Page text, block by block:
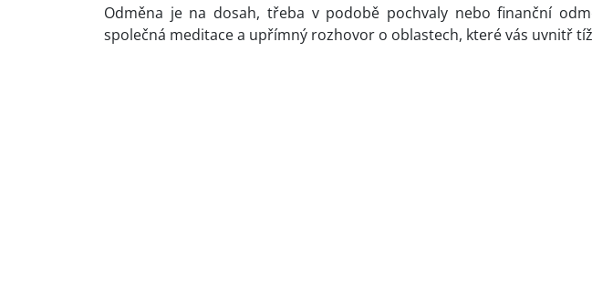
Odměna je na dosah, třeba v podobě pochvaly nebo finanční
společná meditace a upřímný rozhovor o oblastech, které vás uvnitř